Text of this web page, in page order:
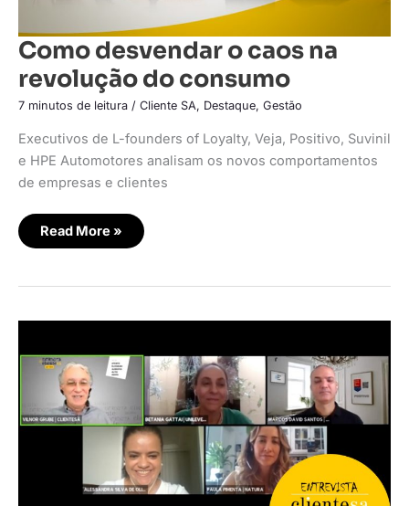
Como desvendar o caos na
revolução do consumo
7 minutos de leitura / Cliente SA, Destaque, Gestão
Executivos de L-founders of Loyalty, Veja, Positivo, Suvinil
e HPE Automotores analisam os novos comportamentos
de empresas e clientes
Read More »
Especial
Ano
de
Lives
Home
office:
Depois
possível